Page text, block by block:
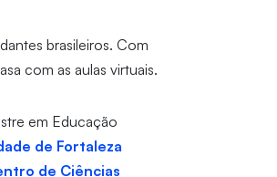
brasileiros. Com
com as aulas virtuais.
em Educação
de Fortaleza
de Ciências